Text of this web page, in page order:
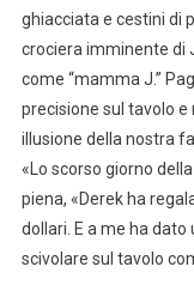
ghiacciata e cestini di
crociera imminente di
come “mamma J.”
precisione sul tavolo
illusione della nostra
«Lo scorso giorno
piena, «Derek ha
dollari. E a me ha
scivolare sul tavolo